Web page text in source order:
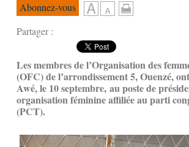
Abonnez-vous
Partager :
Les membres de l’Organisation des
(OFC) de l’arrondissement 5, Ouenzé,
Awé, le 10 septembre, au poste de
organisation féminine affiliée au parti
(PCT).